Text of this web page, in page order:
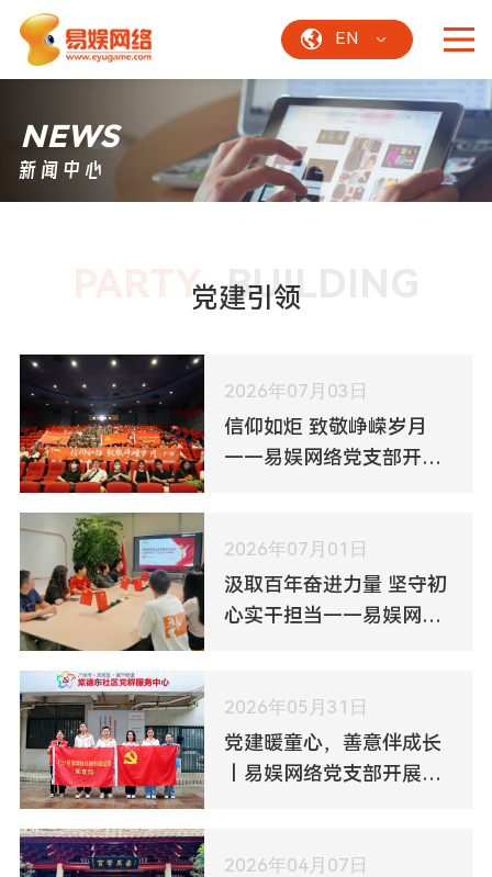
EN
NEWS
新闻中心
党建引领
PARTY BUILDING
2026年07月03日
信仰如炬 致敬峥嵘岁月
——易娱网络党支部开展
2026年07月01日
汲取百年奋进力量 坚守初
心实干担当——易娱网络
2026年05月31日
党建暖童心，善意伴成长
｜易娱网络党支部开展困
2026年04月07日